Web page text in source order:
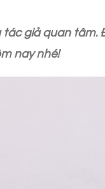
giả quan
nay nhé!